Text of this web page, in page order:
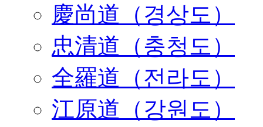
慶尚道（경상도）
忠清道（충청도）
全羅道（전라도）
江原道（강원도）